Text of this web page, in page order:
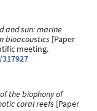
and sun: marine
bioacoustics [Paper
meeting.
the biophony of
coral reefs [Paper